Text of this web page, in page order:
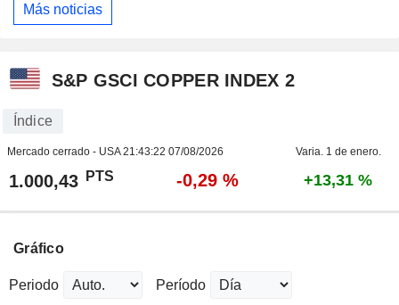
Más noticias
S&P GSCI COPPER INDEX 2
Índice
Mercado cerrado - USA21:43:22 07/08/2026 Varia. 1 de enero.
1.000,43 PTS -0,29 % +13,31 %
Gráfico
Periodo Período